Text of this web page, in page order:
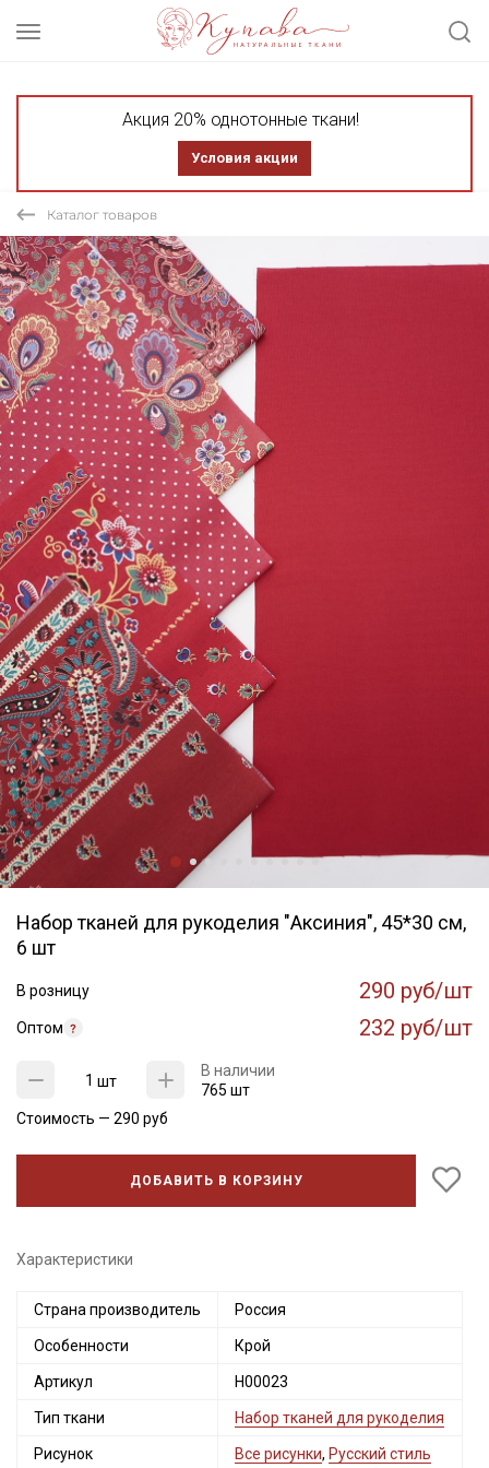
Акция 20% однотонные ткани!
Условия акции
Каталог товаров
Набор тканей для рукоделия "Аксиния", 45*30 см,
6 шт
В розницу 290 руб/шт
Оптом 232 руб/шт
шт
В наличии
765 шт
Стоимость — 290 руб
ДОБАВИТЬ В КОРЗИНУ
Характеристики
Страна производитель Россия
Особенности Крой
Артикул Н00023
Тип ткани Набор тканей для рукоделия
Рисунок Все рисунки, Русский стиль